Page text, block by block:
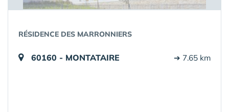
RÉSIDENCE DES MARRONNIERS
60160 - MONTATAIRE ➔ 7.65 km